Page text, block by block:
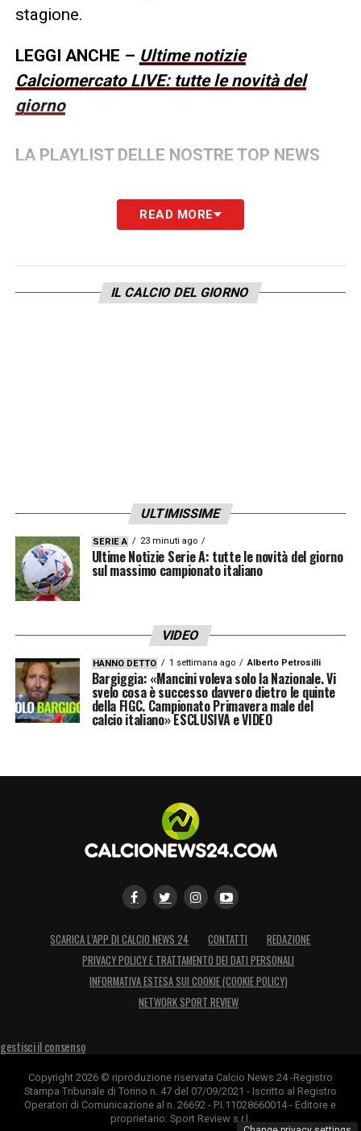
stagione.
LEGGI ANCHE – Ultime notizie
Calciomercato LIVE: tutte le novità del
giorno
LA PLAYLIST DELLE NOSTRE TOP NEWS
READ MORE
IL CALCIO DEL GIORNO
ULTIMISSIME
SERIE A 23 minuti ago
Ultime Notizie Serie A: tutte le novità del giorno
sul massimo campionato italiano
VIDEO
HANNO DETTO 1 settimana ago Alberto Petrosilli
Bargiggia: «Mancini voleva solo la Nazionale. Vi
svelo cosa è successo davvero dietro le quinte
della FIGC. Campionato Primavera male del
calcio italiano» ESCLUSIVA e VIDEO
SCARICA L’APP DI CALCIO NEWS 24 CONTATTI
REDAZIONE
PRIVACY POLICY E TRATTAMENTO DEI DATI PERSONALI
INFORMATIVA ESTESA SUI COOKIE (COOKIE POLICY)
NETWORK SPORT REVIEW
gestisci il consenso
Copyright 2026 © riproduzione riservata Calcio News 24 -Registro
Stampa Tribunale di Torino n. 47 del 07/09/2021 - Iscritto al Registro
Operatori di Comunicazione al n. 26692 - P.I.11028660014 - Editore e
proprietario: Sport Review s.r.l.